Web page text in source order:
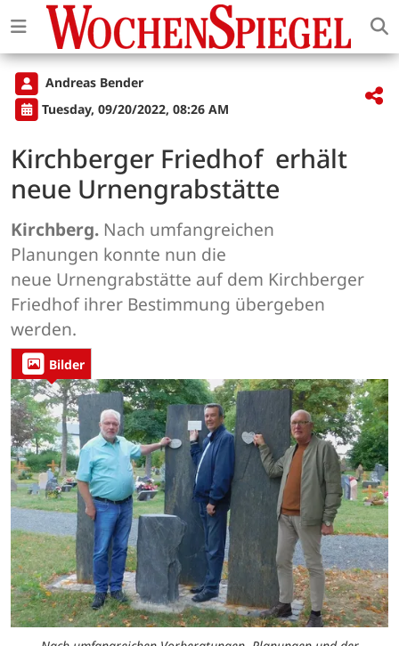
Andreas Bender
Tuesday, 09/20/2022, 08:26 AM
Kirchberger Friedhof erhält
neue Urnengrabstätte
Kirchberg. Nach umfangreichen
Planungen konnte nun die
neue Urnengrabstätte auf dem Kirchberger
Friedhof ihrer Bestimmung übergeben
werden.
Bilder